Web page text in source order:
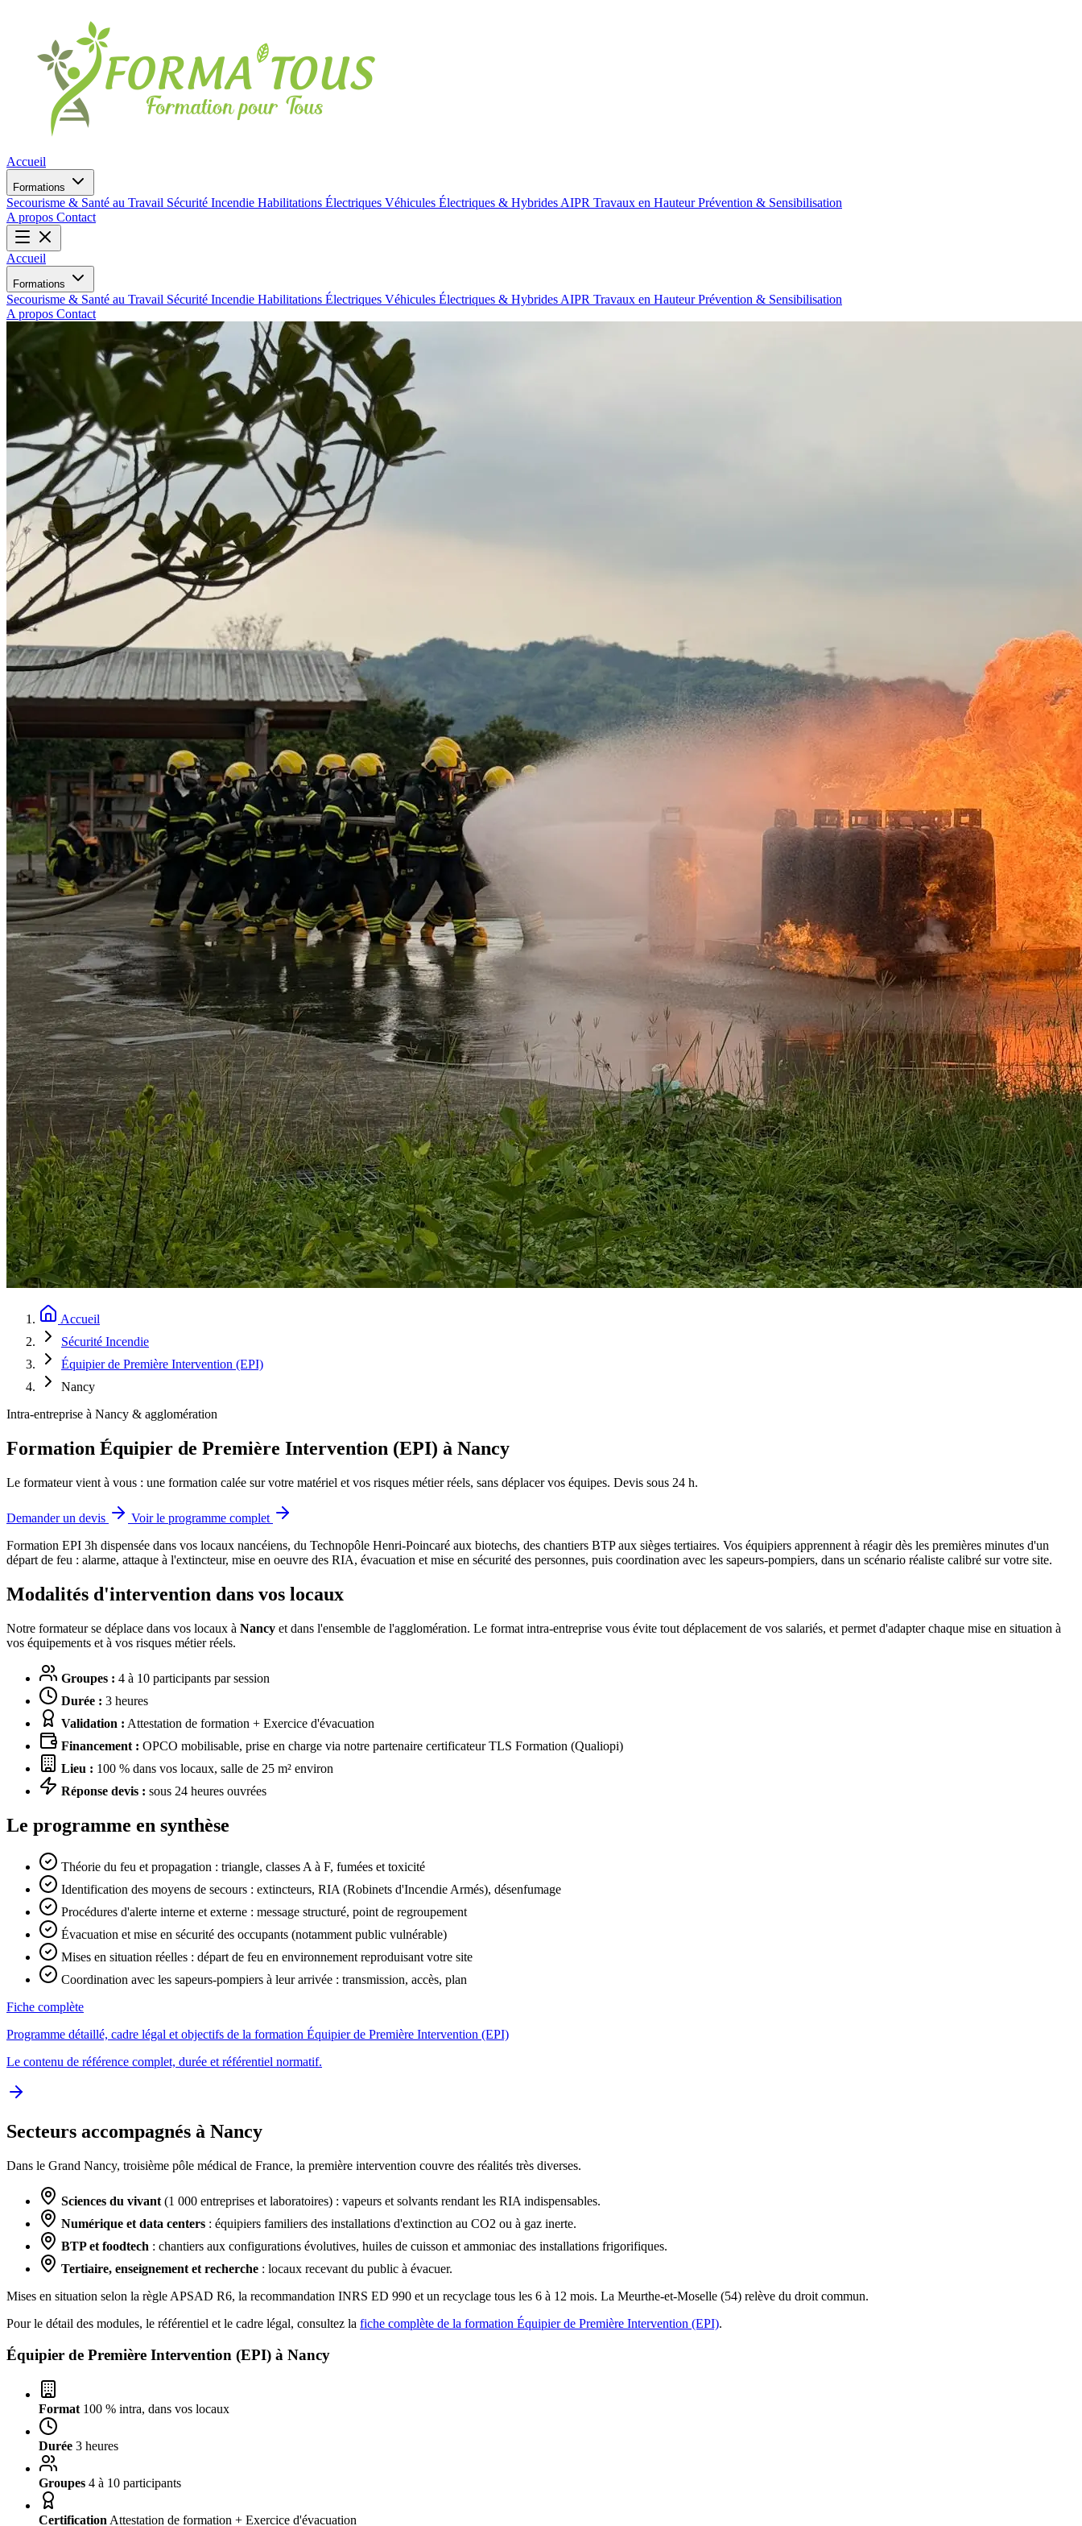
Accueil
Formations
Secourisme & Santé au Travail Sécurité Incendie Habilitations Électriques Véhicules Électriques & Hybrides AIPR Travaux en HauteurPrévention & Sensibilisation
A propos Contact
Accueil
Formations
Secourisme & Santé au Travail Sécurité Incendie Habilitations Électriques Véhicules Électriques & Hybrides AIPR Travaux en HauteurPrévention & Sensibilisation
A propos Contact
Accueil
Sécurité Incendie
Équipier de Première Intervention (EPI)
Nancy
Intra-entreprise à Nancy & agglomération
Formation Équipier de Première Intervention (EPI) à Nancy
Le formateur vient à vous : une formation calée sur votre matériel et vos risques métier réels, sans déplacer vos équipes. Devis sous 24 h.
Demander un devis
Voir le programme complet
Formation EPI 3h dispensée dans vos locaux nancéiens, du Technopôle Henri-Poincaré aux biotechs, des chantiers BTP aux sièges tertiaires. Vos équipiers apprennent à réagir dès les premières minutes d'un
départ de feu : alarme, attaque à l'extincteur, mise en oeuvre des RIA, évacuation et mise en sécurité des personnes, puis coordination avec les sapeurs-pompiers, dans un scénario réaliste calibré sur votre site.
Modalités d'intervention dans vos locaux
Notre formateur se déplace dans vos locaux à Nancy et dans l'ensemble de l'agglomération. Le format intra-entreprise vous évite tout déplacement de vos salariés, et permet d'adapter chaque mise en situation à
vos équipements et à vos risques métier réels.
Groupes : 4 à 10 participants par session
Durée : 3 heures
Validation : Attestation de formation + Exercice d'évacuation
Financement : OPCO mobilisable, prise en charge via notre partenaire certificateur TLS Formation (Qualiopi)
Lieu : 100 % dans vos locaux, salle de 25 m² environ
Réponse devis : sous 24 heures ouvrées
Le programme en synthèse
Théorie du feu et propagation : triangle, classes A à F, fumées et toxicité
Identification des moyens de secours : extincteurs, RIA (Robinets d'Incendie Armés), désenfumage
Procédures d'alerte interne et externe : message structuré, point de regroupement
Évacuation et mise en sécurité des occupants (notamment public vulnérable)
Mises en situation réelles : départ de feu en environnement reproduisant votre site
Coordination avec les sapeurs-pompiers à leur arrivée : transmission, accès, plan
Fiche complète
Programme détaillé, cadre légal et objectifs de la formation Équipier de Première Intervention (EPI)
Le contenu de référence complet, durée et référentiel normatif.
Secteurs accompagnés à Nancy
Dans le Grand Nancy, troisième pôle médical de France, la première intervention couvre des réalités très diverses.
Sciences du vivant (1 000 entreprises et laboratoires) : vapeurs et solvants rendant les RIA indispensables.
Numérique et data centers : équipiers familiers des installations d'extinction au CO2 ou à gaz inerte.
BTP et foodtech : chantiers aux configurations évolutives, huiles de cuisson et ammoniac des installations frigorifiques.
Tertiaire, enseignement et recherche : locaux recevant du public à évacuer.
Mises en situation selon la règle APSAD R6, la recommandation INRS ED 990 et un recyclage tous les 6 à 12 mois. La Meurthe-et-Moselle (54) relève du droit commun.
Pour le détail des modules, le référentiel et le cadre légal, consultez la fiche complète de la formation Équipier de Première Intervention (EPI).
Équipier de Première Intervention (EPI) à Nancy
Format 100 % intra, dans vos locaux
Durée 3 heures
Groupes 4 à 10 participants
Certification Attestation de formation + Exercice d'évacuation